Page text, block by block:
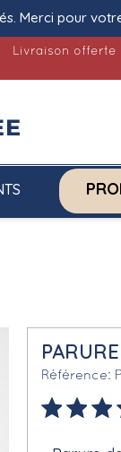
Merci pour
Livraison offerte
Référence